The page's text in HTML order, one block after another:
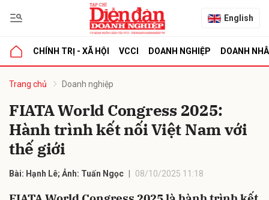
English
CHÍNH TRỊ - XÃ HỘI VCCI DOANH NGHIỆP DOANH
Trang chủ Doanh nghiệp
FIATA World Congress 2025:
Hành trình kết nối Việt Nam với
thế giới
Bài: Hạnh Lê; Ảnh: Tuấn Ngọc 08/10/2025 11:18
luận